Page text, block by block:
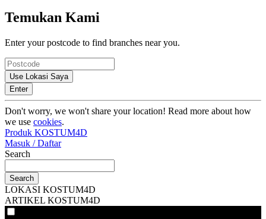
Temukan Kami
Enter your postcode to find branches near you.
Use Lokasi Saya
Enter
Don't worry, we won't share your location! Read more about how
we use cookies.
Produk KOSTUM4D
Masuk / Daftar
Search
Search
LOKASI KOSTUM4D
ARTIKEL KOSTUM4D